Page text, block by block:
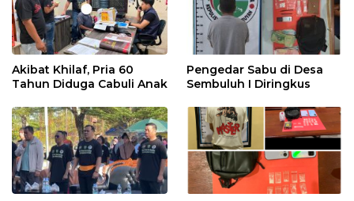
Akibat Khilaf, Pria 60
Tahun Diduga Cabuli Anak
Pengedar Sabu di Desa
Sembuluh I Diringkus